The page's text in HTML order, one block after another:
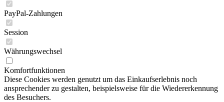
PayPal-Zahlungen
Session
Währungswechsel
Komfortfunktionen
Diese Cookies werden genutzt um das Einkaufserlebnis noch
ansprechender zu gestalten, beispielsweise für die Wiedererkennung
des Besuchers.